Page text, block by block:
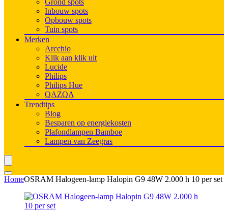
Grond spots
Inbouw spots
Opbouw spots
Tuin spots
Merken
Arcchio
Klik aan klik uit
Lucide
Philips
Philips Hue
QAZQA
Trendtips
Blog
Besparen op energiekosten
Plafondlampen Bamboe
Lampen van Zeegras
HomeOSRAM Halogeen-lamp Halopin G9 48W 2.000 h 10 per set